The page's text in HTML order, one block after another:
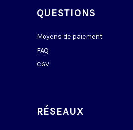
QUESTIONS
Moyens de paiement
FAQ
CGV
RÉSEAUX